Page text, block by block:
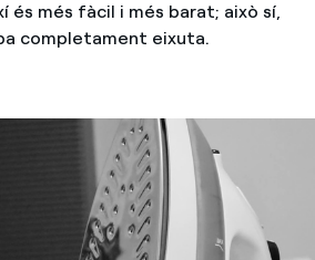
és més fàcil i més barat; això sí,
completament eixuta.